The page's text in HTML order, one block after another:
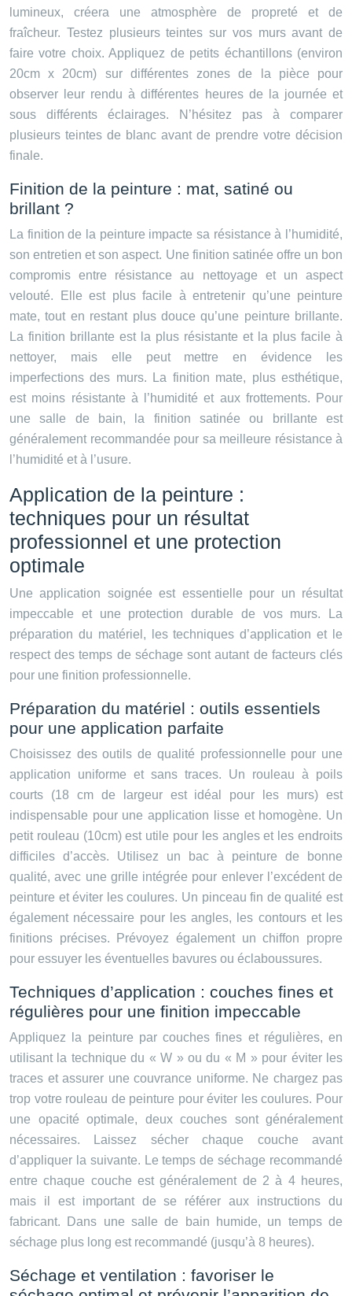
lumineux, créera une atmosphère de propreté et de
fraîcheur. Testez plusieurs teintes sur vos murs avant de
faire votre choix. Appliquez de petits échantillons (environ
20cm x 20cm) sur différentes zones de la pièce pour
observer leur rendu à différentes heures de la journée et
sous différents éclairages. N’hésitez pas à comparer
plusieurs teintes de blanc avant de prendre votre décision
finale.
Finition de la peinture : mat, satiné ou
brillant ?
La finition de la peinture impacte sa résistance à l’humidité,
son entretien et son aspect. Une finition satinée offre un bon
compromis entre résistance au nettoyage et un aspect
velouté. Elle est plus facile à entretenir qu’une peinture
mate, tout en restant plus douce qu’une peinture brillante.
La finition brillante est la plus résistante et la plus facile à
nettoyer, mais elle peut mettre en évidence les
imperfections des murs. La finition mate, plus esthétique,
est moins résistante à l’humidité et aux frottements. Pour
une salle de bain, la finition satinée ou brillante est
généralement recommandée pour sa meilleure résistance à
l’humidité et à l’usure.
Application de la peinture :
techniques pour un résultat
professionnel et une protection
optimale
Une application soignée est essentielle pour un résultat
impeccable et une protection durable de vos murs. La
préparation du matériel, les techniques d’application et le
respect des temps de séchage sont autant de facteurs clés
pour une finition professionnelle.
Préparation du matériel : outils essentiels
pour une application parfaite
Choisissez des outils de qualité professionnelle pour une
application uniforme et sans traces. Un rouleau à poils
courts (18 cm de largeur est idéal pour les murs) est
indispensable pour une application lisse et homogène. Un
petit rouleau (10cm) est utile pour les angles et les endroits
difficiles d’accès. Utilisez un bac à peinture de bonne
qualité, avec une grille intégrée pour enlever l’excédent de
peinture et éviter les coulures. Un pinceau fin de qualité est
également nécessaire pour les angles, les contours et les
finitions précises. Prévoyez également un chiffon propre
pour essuyer les éventuelles bavures ou éclaboussures.
Techniques d’application : couches fines et
régulières pour une finition impeccable
Appliquez la peinture par couches fines et régulières, en
utilisant la technique du « W » ou du « M » pour éviter les
traces et assurer une couvrance uniforme. Ne chargez pas
trop votre rouleau de peinture pour éviter les coulures. Pour
une opacité optimale, deux couches sont généralement
nécessaires. Laissez sécher chaque couche avant
d’appliquer la suivante. Le temps de séchage recommandé
entre chaque couche est généralement de 2 à 4 heures,
mais il est important de se référer aux instructions du
fabricant. Dans une salle de bain humide, un temps de
séchage plus long est recommandé (jusqu’à 8 heures).
Séchage et ventilation : favoriser le